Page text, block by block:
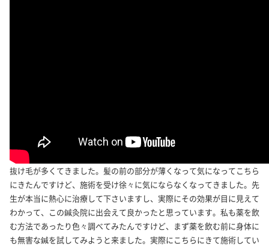
抜け毛が多くてきました。髪の前の部分が薄くなって気になってこちら
にきたんですけど、施術を受け徐々に気にならなくなってきました。先
生が本当に熱心に治療して下さいますし、実際にその効果が目に見えて
わかって、この鍼灸院に出会えて良かったと思っています。私も薬を飲
む方法であったり色々調べてみたんですけど、まず薬を飲む前に身体に
も無害な鍼を試してみようと来ました。実際にこちらにきて施術してい